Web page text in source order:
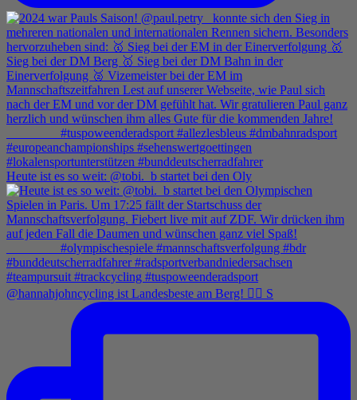
Heute ist es so weit: @tobi._b startet bei den Oly
@hannahjohncycling ist Landesbeste am Berg! 🚵‍♀️ S